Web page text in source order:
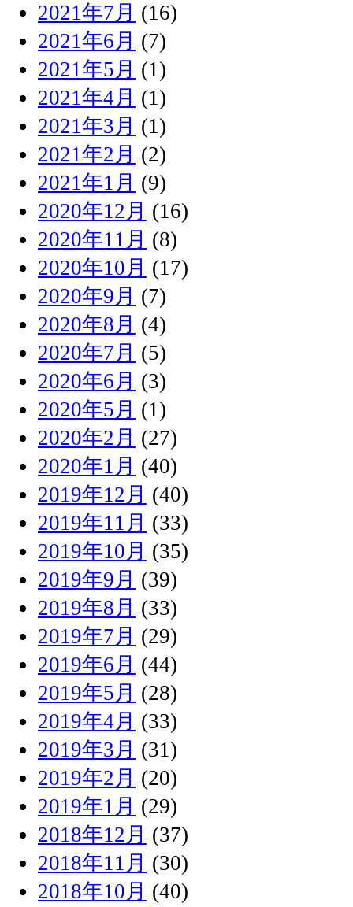
2021年7月 (16)
2021年6月 (7)
2021年5月 (1)
2021年4月 (1)
2021年3月 (1)
2021年2月 (2)
2021年1月 (9)
2020年12月 (16)
2020年11月 (8)
2020年10月 (17)
2020年9月 (7)
2020年8月 (4)
2020年7月 (5)
2020年6月 (3)
2020年5月 (1)
2020年2月 (27)
2020年1月 (40)
2019年12月 (40)
2019年11月 (33)
2019年10月 (35)
2019年9月 (39)
2019年8月 (33)
2019年7月 (29)
2019年6月 (44)
2019年5月 (28)
2019年4月 (33)
2019年3月 (31)
2019年2月 (20)
2019年1月 (29)
2018年12月 (37)
2018年11月 (30)
2018年10月 (40)